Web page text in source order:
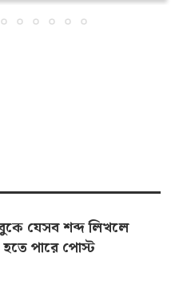
যেসব শব্দ লিখলে
পারে পোস্ট